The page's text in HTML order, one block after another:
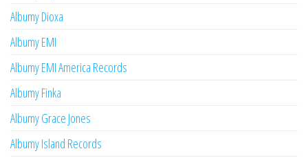
Albumy Dioxa
Albumy EMI
Albumy EMI America Records
Albumy Finka
Albumy Grace Jones
Albumy Island Records